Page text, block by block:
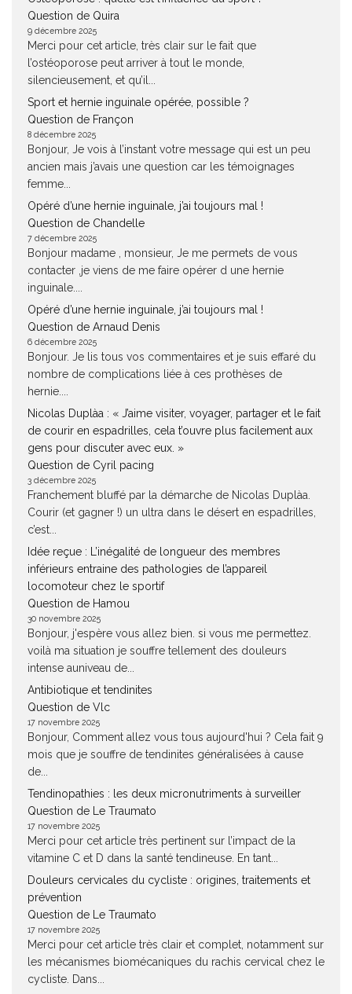
Question de Quira
9 décembre 2025
Merci pour cet article, très clair sur le fait que
l’ostéoporose peut arriver à tout le monde,
silencieusement, et qu’il...
Sport et hernie inguinale opérée, possible ?
Question de Françon
8 décembre 2025
Bonjour, Je vois à l’instant votre message qui est un peu
ancien mais j’avais une question car les témoignages
femme...
Opéré d’une hernie inguinale, j’ai toujours mal !
Question de Chandelle
7 décembre 2025
Bonjour madame , monsieur, Je me permets de vous
contacter ,je viens de me faire opérer d une hernie
inguinale....
Opéré d’une hernie inguinale, j’ai toujours mal !
Question de Arnaud Denis
6 décembre 2025
Bonjour. Je lis tous vos commentaires et je suis effaré du
nombre de complications liée à ces prothèses de
hernie....
Nicolas Duplàa : « J’aime visiter, voyager, partager et le fait
de courir en espadrilles, cela t’ouvre plus facilement aux
gens pour discuter avec eux. »
Question de Cyril pacing
3 décembre 2025
Franchement bluffé par la démarche de Nicolas Duplàa.
Courir (et gagner !) un ultra dans le désert en espadrilles,
c’est...
Idée reçue : L’inégalité de longueur des membres
inférieurs entraine des pathologies de l’appareil
locomoteur chez le sportif
Question de Hamou
30 novembre 2025
Bonjour, j'espère vous allez bien. si vous me permettez.
voilà ma situation je souffre tellement des douleurs
intense auniveau de...
Antibiotique et tendinites
Question de Vlc
17 novembre 2025
Bonjour, Comment allez vous tous aujourd'hui ? Cela fait 9
mois que je souffre de tendinites généralisées à cause
de...
Tendinopathies : les deux micronutriments à surveiller
Question de Le Traumato
17 novembre 2025
Merci pour cet article très pertinent sur l’impact de la
vitamine C et D dans la santé tendineuse. En tant...
Douleurs cervicales du cycliste : origines, traitements et
prévention
Question de Le Traumato
17 novembre 2025
Merci pour cet article très clair et complet, notamment sur
les mécanismes biomécaniques du rachis cervical chez le
cycliste. Dans...